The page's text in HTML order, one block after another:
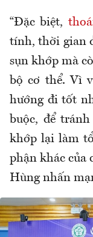
“Đặc biệt,
tính, thời gian
sụn khớp mà
bộ cơ thể. Vì
hướng đi tốt
buộc, để
khớp lại làm
phận khác của
Hùng nhấn